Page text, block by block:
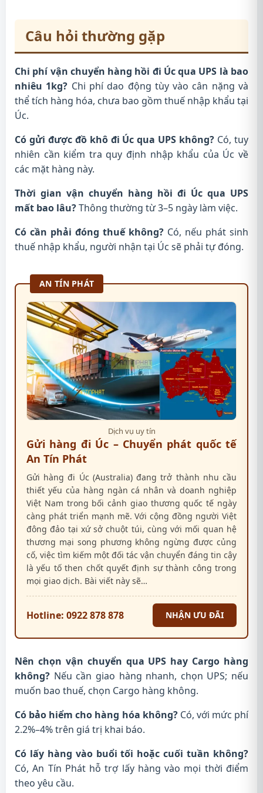
Câu hỏi thường gặp
Chi phí vận chuyển hàng hồi đi Úc qua UPS là bao
nhiêu 1kg? Chi phí dao động tùy vào cân nặng và
thể tích hàng hóa, chưa bao gồm thuế nhập khẩu tại
Úc.
Có gửi được đồ khô đi Úc qua UPS không? Có, tuy
nhiên cần kiểm tra quy định nhập khẩu của Úc về
các mặt hàng này.
Thời gian vận chuyển hàng hồi đi Úc qua UPS
mất bao lâu?Thông thường từ 3–5 ngày làm việc.
Có cần phải đóng thuế không? Có, nếu phát sinh
thuế nhập khẩu, người nhận tại Úc sẽ phải tự đóng.
AN TÍN PHÁT
Dịch vụ uy tín
Gửi hàng đi Úc – Chuyển phát quốc tế
An Tín Phát
Gửi hàng đi Úc (Australia) đang trở thành nhu cầu
thiết yếu của hàng ngàn cá nhân và doanh nghiệp
Việt Nam trong bối cảnh giao thương quốc tế ngày
càng phát triển mạnh mẽ. Với cộng đồng người Việt
đông đảo tại xứ sở chuột túi, cùng với mối quan hệ
thương mại song phương không ngừng được củng
cố, việc tìm kiếm một đối tác vận chuyển đáng tin cậy
là yếu tố then chốt quyết định sự thành công trong
mọi giao dịch. Bài viết này sẽ…
Hotline: 0922 878 878 NHẬN ƯU ĐÃI
Nên chọn vận chuyển qua UPS hay Cargo hàng
không? Nếu cần giao hàng nhanh, chọn UPS; nếu
muốn bao thuế, chọn Cargo hàng không.
Có bảo hiểm cho hàng hóa không?Có, với mức phí
2.2%–4% trên giá trị khai báo.
Có lấy hàng vào buổi tối hoặc cuối tuần không?
Có, An Tín Phát hỗ trợ lấy hàng vào mọi thời điểm
theo yêu cầu.